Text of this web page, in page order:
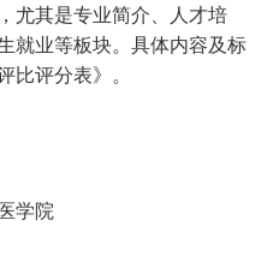
尤其是专业简介、人才培
就业等板块。具体内容及标
评分表》。
学院